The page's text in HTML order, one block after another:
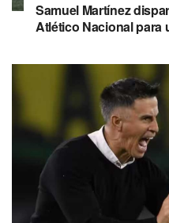
Samuel Martínez
Atlético Nacional para